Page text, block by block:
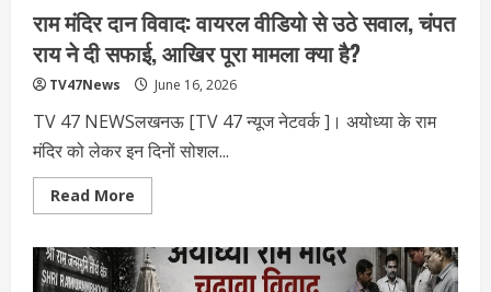
राम मंदिर दान विवाद: वायरल वीडियो से उठे सवाल, चंपत
राय ने दी सफाई, आखिर पूरा मामला क्या है?
TV47News June 16, 2026
TV 47 NEWSलखनऊ [TV 47 न्‍यूज नेटवर्क ]। अयोध्या के राम
मंदिर को लेकर इन दिनों सोशल...
Read More
more
मंदिर
दान
विवाद: